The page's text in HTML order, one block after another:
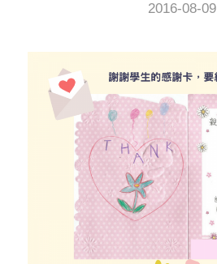
2016-08-09